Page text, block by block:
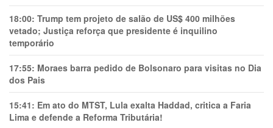
18:00: Trump tem projeto de salão de US$ 400 milhões
vetado; Justiça reforça que presidente é inquilino
temporário
17:55: Moraes barra pedido de Bolsonaro para visitas no Dia
dos Pais
15:41: Em ato do MTST, Lula exalta Haddad, critica a Faria
Lima e defende a Reforma Tributária!